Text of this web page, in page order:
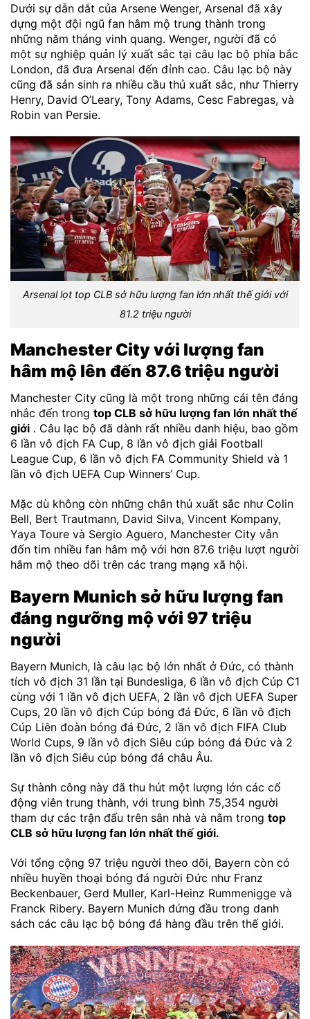
Dưới sự dẫn dắt của Arsene Wenger, Arsenal đã xây
dựng một đội ngũ fan hâm mộ trung thành trong
những năm tháng vinh quang. Wenger, người đã có
một sự nghiệp quản lý xuất sắc tại câu lạc bộ phía bắc
London, đã đưa Arsenal đến đỉnh cao. Câu lạc bộ này
cũng đã sản sinh ra nhiều cầu thủ xuất sắc, như Thierry
Henry, David O’Leary, Tony Adams, Cesc Fabregas, và
Robin van Persie.
Arsenal lọt top CLB sở hữu lượng fan lớn nhất thế giới với
81.2 triệu người
Manchester City với lượng fan
hâm mộ lên đến 87.6 triệu người
Manchester City cũng là một trong những cái tên đáng
nhắc đến trong top CLB sở hữu lượng fan lớn nhất thế
giới . Câu lạc bộ đã dành rất nhiều danh hiệu, bao gồm
6 lần vô địch FA Cup, 8 lần vô địch giải Football
League Cup, 6 lần vô địch FA Community Shield và 1
lần vô địch UEFA Cup Winners’ Cup.
Mặc dù không còn những chân thủ xuất sắc như Colin
Bell, Bert Trautmann, David Silva, Vincent Kompany,
Yaya Toure và Sergio Aguero, Manchester City vẫn
đốn tim nhiều fan hâm mộ với hơn 87.6 triệu lượt người
hâm mộ theo dõi trên các trang mạng xã hội.
Bayern Munich sở hữu lượng fan
đáng ngưỡng mộ với 97 triệu
người
Bayern Munich, là câu lạc bộ lớn nhất ở Đức, có thành
tích vô địch 31 lần tại Bundesliga, 6 lần vô địch Cúp C1
cùng với 1 lần vô địch UEFA, 2 lần vô địch UEFA Super
Cups, 20 lần vô địch Cúp bóng đá Đức, 6 lần vô địch
Cúp Liên đoàn bóng đá Đức, 2 lần vô địch FIFA Club
World Cups, 9 lần vô địch Siêu cúp bóng đá Đức và 2
lần vô địch Siêu cúp bóng đá châu Âu.
Sự thành công này đã thu hút một lượng lớn các cổ
động viên trung thành, với trung bình 75,354 người
tham dự các trận đấu trên sân nhà và nằm trong top
CLB sở hữu lượng fan lớn nhất thế giới.
Với tổng cộng 97 triệu người theo dõi, Bayern còn có
nhiều huyền thoại bóng đá người Đức như Franz
Beckenbauer, Gerd Muller, Karl-Heinz Rummenigge và
Franck Ribery. Bayern Munich đứng đầu trong danh
sách các câu lạc bộ bóng đá hàng đầu trên thế giới.